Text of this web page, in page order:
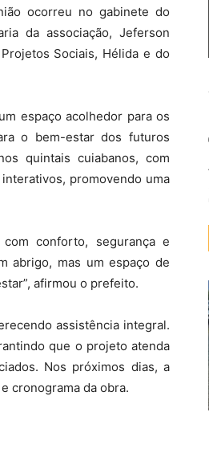
ocorreu no gabinete do
da associação, Jeferson
Sociais, Hélida e do
espaço acolhedor para os
o bem-estar dos futuros
quintais cuiabanos, com
promovendo uma
conforto, segurança e
abrigo, mas um espaço de
afirmou o prefeito.
assistência integral.
que o projeto atenda
Nos próximos dias, a
cronograma da obra.